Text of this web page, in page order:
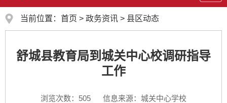
当前位置： 首页 > 政务资讯 > 县区动态
舒城县教育局到城关中心校调研指导
工作
浏览次数： 505
信息来源：城关中心学校